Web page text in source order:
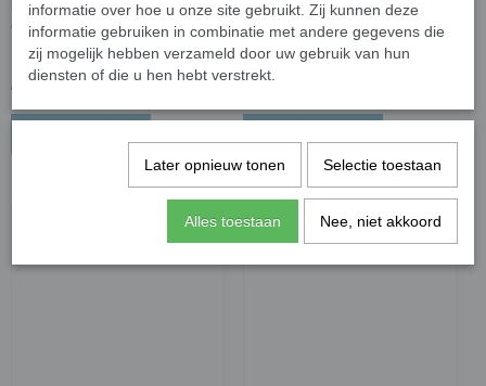
Verkoelende hoofddoek
Pacific Blue Kids
€ 13,45
Verkoelende hoofddoek
Scottish Grey Kids
informatie over hoe u onze site gebruikt. Zij kunnen deze
informatie gebruiken in combinatie met andere gegevens die
zij mogelijk hebben verzameld door uw gebruik van hun
diensten of die u hen hebt verstrekt.
Later opnieuw tonen Selectie toestaan
Alles toestaan Nee, niet akkoord